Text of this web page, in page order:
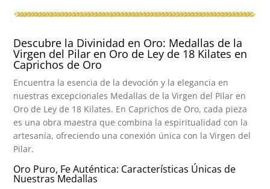
Descubre la Divinidad en Oro: Medallas de la
Virgen del Pilar en Oro de Ley de 18 Kilates en
Caprichos de Oro
Encuentra la esencia de la devoción y la elegancia en
nuestras excepcionales Medallas de la Virgen del Pilar en
Oro de Ley de 18 Kilates. En Caprichos de Oro, cada pieza
es una obra maestra que combina la espiritualidad con la
artesanía, ofreciendo una conexión única con la Virgen del
Pilar.
Oro Puro, Fe Auténtica: Características Únicas de
Nuestras Medallas